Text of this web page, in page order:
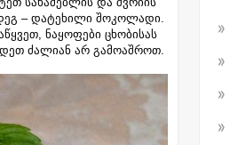
– დატეხილი შოკოლადი.
ნაყოფები ცხობისას
ძალიან არ გამოაშროთ.